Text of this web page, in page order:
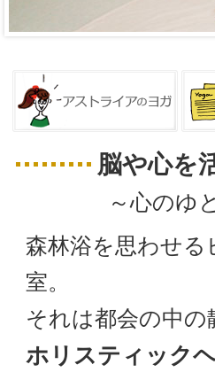
脳や心を
～心のゆ
森林浴を思わせ
室。
それは都会の中の
ホリスティック